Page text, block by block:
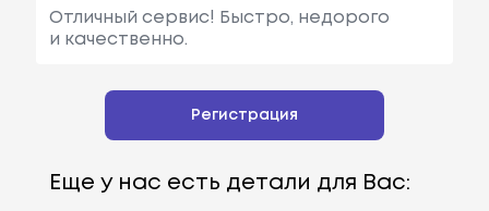
Отличный сервис! Быстро, недорого
и качественно.
Регистрация
Еще у нас есть детали для Вас: